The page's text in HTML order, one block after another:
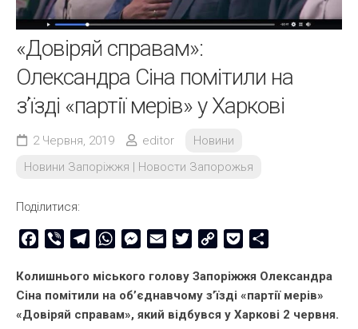
«Довіряй справам»:
Олександра Сіна помітили на
з’їзді «партії мерів» у Харкові
2 Червня, 2019 editor
Новини
Новини Запоріжжя | Новости Запорожья
Поділитися:
Facebook
Viber TelegramWhatsAppMessenger
Email TwitterCopy
Pocket
Колишнього міського голову Запоріжжя Олександра
Сіна помітили на об’єднавчому з’їзді «партії мерів»
«Довіряй справам», який відбувся у Харкові 2 червня.